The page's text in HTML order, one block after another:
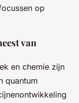
op
van
en chemie zijn
quantum